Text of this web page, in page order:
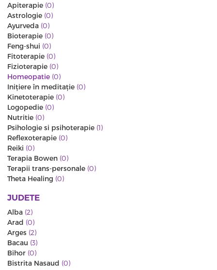
Apiterapie (0)
Astrologie (0)
Ayurveda (0)
Bioterapie (0)
Feng-shui (0)
Fitoterapie (0)
Fizioterapie (0)
Homeopatie (0)
Iniţiere în meditaţie (0)
Kinetoterapie (0)
Logopedie (0)
Nutritie (0)
Psihologie si psihoterapie (1)
Reflexoterapie (0)
Reiki (0)
Terapia Bowen (0)
Terapii trans-personale (0)
Theta Healing (0)
JUDETE
Alba (2)
Arad (0)
Arges (2)
Bacau (3)
Bihor (0)
Bistrita Nasaud (0)